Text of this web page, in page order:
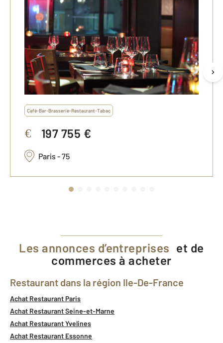
Café-Bar-Brasserie-Restaurant-Tabac
€ 197 755 €
Paris - 75
Les annonces d’entreprises et de
commerces à acheter
Restaurant dans la région Ile-De-France
Achat Restaurant Paris
Achat Restaurant Seine-et-Marne
Achat Restaurant Yvelines
Achat Restaurant Essonne